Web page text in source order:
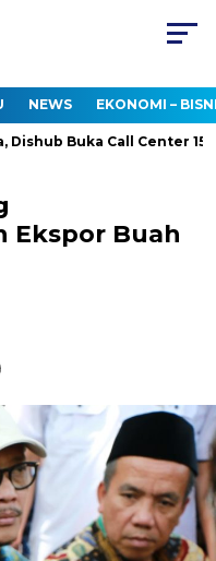
NEWS EKONOMI –
Buka Call Center
Ekspor Buah